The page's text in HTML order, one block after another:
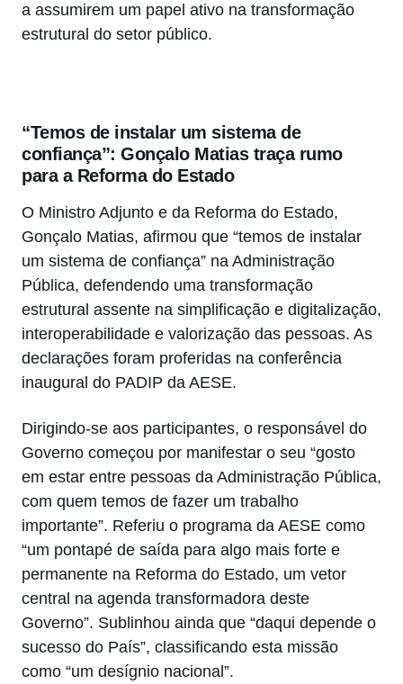
a assumirem um papel ativo na transformação
estrutural do setor público.
“Temos de instalar um sistema de
confiança”: Gonçalo Matias traça rumo
para a Reforma do Estado
O Ministro Adjunto e da Reforma do Estado,
Gonçalo Matias, afirmou que “temos de instalar
um sistema de confiança” na Administração
Pública, defendendo uma transformação
estrutural assente na simplificação e digitalização,
interoperabilidade e valorização das pessoas. As
declarações foram proferidas na conferência
inaugural do PADIP da AESE.
Dirigindo-se aos participantes, o responsável do
Governo começou por manifestar o seu “gosto
em estar entre pessoas da Administração Pública,
com quem temos de fazer um trabalho
importante”. Referiu o programa da AESE como
“um pontapé de saída para algo mais forte e
permanente na Reforma do Estado, um vetor
central na agenda transformadora deste
Governo”. Sublinhou ainda que “daqui depende o
sucesso do País”, classificando esta missão
como “um desígnio nacional”.